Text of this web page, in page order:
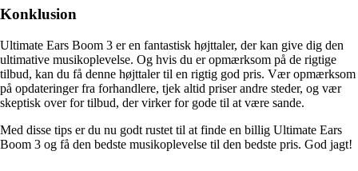
Konklusion
Ultimate Ears Boom 3 er en fantastisk højttaler, der kan give dig den
ultimative musikoplevelse. Og hvis du er opmærksom på de rigtige
tilbud, kan du få denne højttaler til en rigtig god pris. Vær opmærksom
på opdateringer fra forhandlere, tjek altid priser andre steder, og vær
skeptisk over for tilbud, der virker for gode til at være sande.
Med disse tips er du nu godt rustet til at finde en billig Ultimate Ears
Boom 3 og få den bedste musikoplevelse til den bedste pris. God jagt!